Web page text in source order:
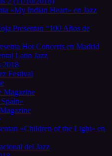
«My Indian Heart» en Jazz
Presentan “100 Años de
Hot Concerts en Madrid
Latin Jazz
2018
Festival
Magazine
«Children of the Light» en
del Jazz